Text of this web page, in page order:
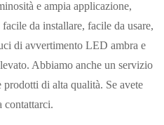
e ampia applicazione,
da installare, facile da usare,
di avvertimento LED ambra e
Abbiamo anche un servizio
di alta qualità. Se avete
contattarci.